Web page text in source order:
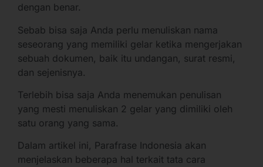
dengan benar.
Sebab bisa saja Anda perlu menuliskan nama
seseorang yang memiliki gelar ketika mengerjakan
sebuah dokumen, baik itu undangan, surat resmi,
dan sejenisnya.
Terlebih bisa saja Anda menemukan penulisan
yang mesti menuliskan 2 gelar yang dimiliki oleh
satu orang yang sama.
Dalam artikel ini, Parafrase Indonesia akan
menjelaskan beberapa hal terkait tata cara